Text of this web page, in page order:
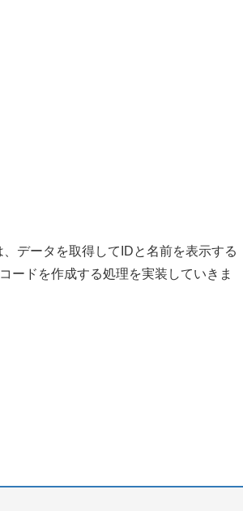
、データを取得してIDと名前を表示する
ードを作成する処理を実装していきま